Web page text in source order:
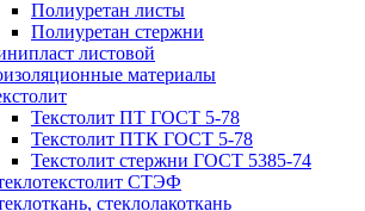
Полиуретан листы
Полиуретан стержни
листовой
материалы
Текстолит ПТ ГОСТ 5-78
Текстолит ПТК ГОСТ 5-78
Текстолит стержни ГОСТ 5385-74
СТЭФ
стеклолакоткань